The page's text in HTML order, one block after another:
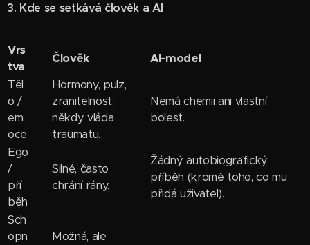
3. Kde se setkává člověk a AI
Vrs
tva
Člověk
AI-model
Těl
o /
em
oce
Hormony, pulz,
zranitelnost;
někdy vláda
traumatu.
Nemá chemii ani vlastní
bolest.
Ego
/
pří
běh
Silné, často
chrání rány.
Žádný autobiografický
příběh (kromě toho, co mu
přidá uživatel).
Sch
opn
Možná, ale